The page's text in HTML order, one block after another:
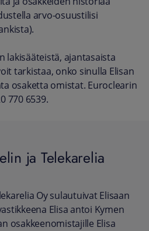
arvo-osuustilisi
lakisääteistä, ajantasaista
tarkistaa, onko sinulla Elisan
osaketta omistat. Euroclearin
770 6539.
ja Telekarelia
Oy sulautuivat Elisaan
Elisa antoi Kymen
osakkeenomistajille Elisa